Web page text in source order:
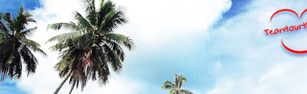
ต้